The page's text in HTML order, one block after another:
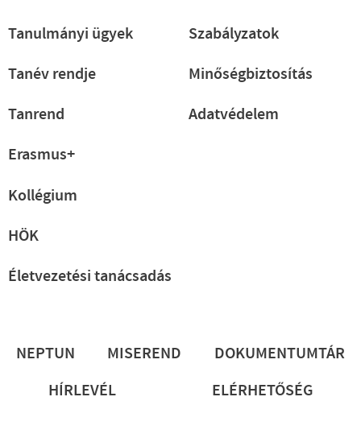
Tanulmányi ügyek
Tanév rendje
Tanrend
Erasmus+
Kollégium
HÖK
Életvezetési tanácsadás
Szabályzatok
Minőségbiztosítás
Adatvédelem
Lábléc
NEPTUN MISEREND
DOKUMENTUMTÁR
HÍRLEVÉL
ELÉRHETŐSÉG